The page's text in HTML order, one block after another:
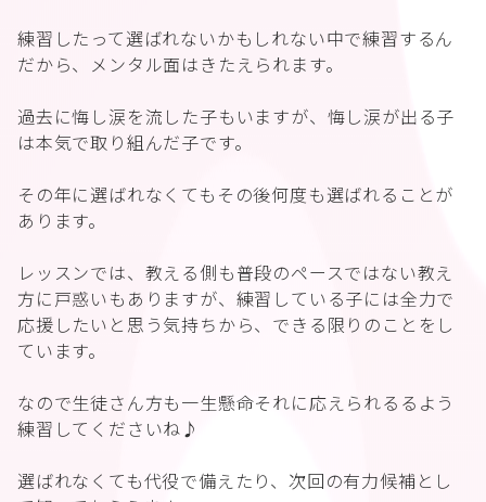
練習したって選ばれないかもしれない中で練習するん
だから、メンタル面はきたえられます。
過去に悔し涙を流した子もいますが、悔し涙が出る子
は本気で取り組んだ子です。
その年に選ばれなくてもその後何度も選ばれることが
あります。
レッスンでは、教える側も普段のペースではない教え
方に戸惑いもありますが、練習している子には全力で
応援したいと思う気持ちから、できる限りのことをし
ています。
なので生徒さん方も一生懸命それに応えられるるよう
練習してくださいね♪
選ばれなくても代役で備えたり、次回の有力候補とし